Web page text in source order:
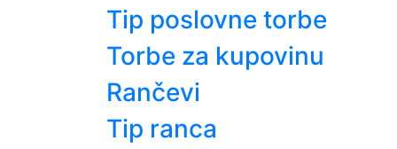
Tip poslovne torbe
Torbe za kupovinu
Rančevi
Tip ranca